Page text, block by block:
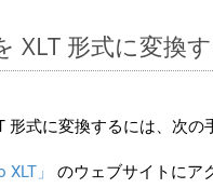
XLT 形式に変換
形式に変換するには、次の
XLT」
のウェブサイトにア